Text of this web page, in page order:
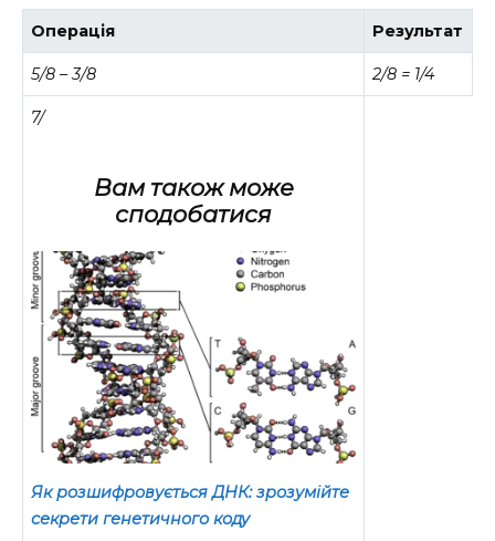
Операція Результат
5/8 – 3/8 2/8 = 1/4
7/
Вам також може
сподобатися
Як розшифровується ДНК: зрозумійте
секрети генетичного коду